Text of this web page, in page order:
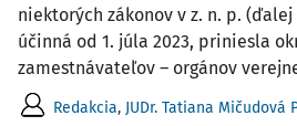
niektorých zákonov v z. n. p.
účinná od 1. júla 2023, priniesla
zamestnávateľov – orgánov
Redakcia, JUDr. Tatiana Mičudová